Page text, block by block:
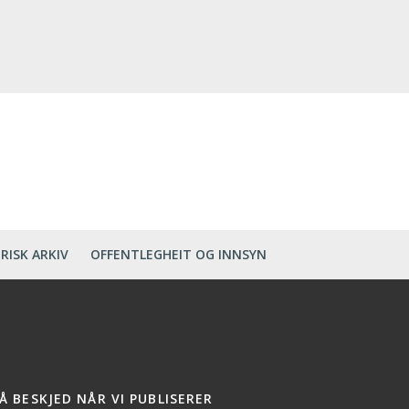
ARKIV OFFENTLEGHEIT OG INNSYN
BESKJED NÅR VI PUBLISERER